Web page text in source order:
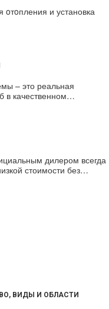
и установка
– это реальная
в качественном…
дилером всегда
стоимости без…
ВИДЫ И ОБЛАСТИ